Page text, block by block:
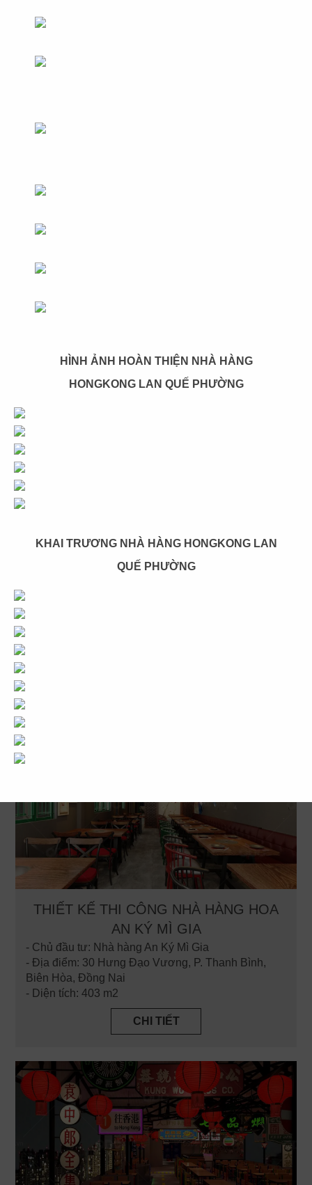
HÌNH ẢNH HOÀN THIỆN NHÀ HÀNG
HONGKONG LAN QUẾ PHƯỜNG
KHAI TRƯƠNG NHÀ HÀNG HONGKONG LAN
QUẾ PHƯỜNG
Chủ đầu tư: Công ty TNHH Ăn Được Phúc Việt
Địa điểm: 122 Cao Thắng, Phường 4, Quận 3,
CHI TIẾT
THIẾT KẾ THI CÔNG NHÀ HÀNG HOA
AN KÝ MÌ GIA
- Chủ đầu tư: Nhà hàng An Ký Mì Gia
- Địa điểm: 30 Hưng Đạo Vương, P. Thanh Bình,
Biên Hòa, Đồng Nai
- Diện tích: 403 m2
CHI TIẾT